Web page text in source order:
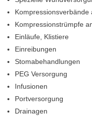
Kompressionsverbände
Kompressionstrümpfe
Einläufe, Klistiere
Einreibungen
Stomabehandlungen
PEG Versorgung
Infusionen
Portversorgung
Drainagen